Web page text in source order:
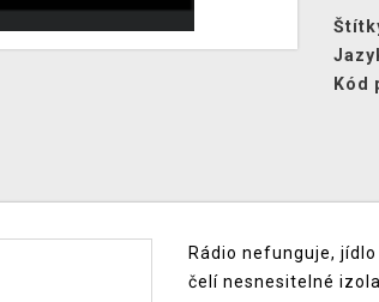
Kód
Rádio nefunguje,
čelí nesnesitelné